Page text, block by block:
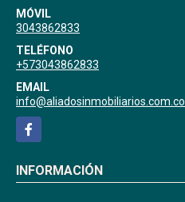
MÓVIL
3043862833
TELÉFONO
+573043862833
EMAIL
info@aliadosinmobiliarios.com.co
Facebook
INFORMACIÓN